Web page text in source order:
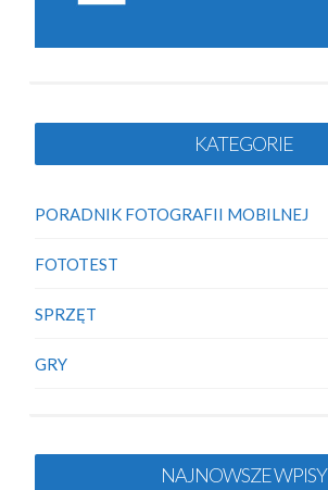
KATEGORIE
PORADNIK FOTOGRAFII MOBILNEJ
FOTOTEST
SPRZĘT
GRY
NAJNOWSZE WPISY